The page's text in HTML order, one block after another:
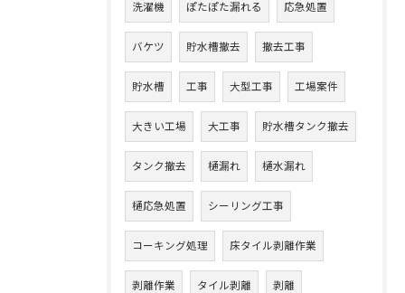
洗濯機 ぽたぽた漏れる 応急処置
バケツ 貯水槽撤去 撤去工事
貯水槽 工事 大型工事 工場案件
大きい工場 大工事 貯水槽タンク撤去
タンク撤去 樋漏れ 樋水漏れ
樋応急処置 シーリング工事
コーキング処理 床タイル剥離作業
剥離作業 タイル剥離 剥離